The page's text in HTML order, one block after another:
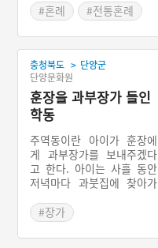
식이다. 부귀부가(夫歸婦
家) 또는 서류부가(壻留婦
家)라고 부르기도 한다. 신
붓집에서 삼일동안 혼례식
이 절차에 따라 이루어진다.
이를 삼 일 잔치 혹은 삼일
대반이라고 부른다. 이러한
남귀여가혼은 조선시대 성
리학이 대세가 되면서 친영
례의 영향을 받아 변한다.
혼례식은 그대로 신붓집에
서 진행되고 신랑이 신붓집
에 머무는 시간이 줄어든
‘반친영’ 방식으로 변화하여
남귀여가혼의 흔적을 확인
할 수 있다.
#혼례
#전통혼례
#반친영
충청북도 > 단양군
단양문화원
훈장을 과부장가 들인
학동
주역동이란 아이가 훈장에
게 과부장가를 보내주겠다
고 한다. 아이는 사흘 동안
저녁마다 과붓집에 찾아가
째 날 저녁에 과부와 아이가
실랑이를 하는 사이에 훈장
이 과부 방에 들어가 이불을
#장가